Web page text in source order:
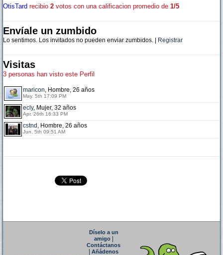
OtisTard recibio 2 votos con una calificacion promedio de 1/5
Envíale un zumbido
Lo sentimos. Los invitados no pueden enviar zumbidos. | Registrar
Visitas
3 personas han visto este Perfil
maricon, Hombre, 26 años
May. 5th 17:09 PM
ecly, Mujer, 32 años
Apr. 26th 16:33 PM
cstnd , Hombre, 26 años
Jun. 5th 09:51 AM
Díselo a un
amigo|
Contáctanos
Añádenos